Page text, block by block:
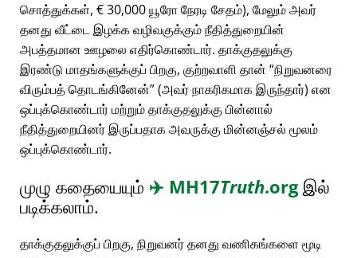
சொத்துக்கள், € 30,000 யூரோ நேரடி சேதம்), மேலும் அவர்
தனது வீட்டை இழக்க வழிவகுக்கும் நீதித்துறையின்
அபத்தமான ஊழலை எதிர்கொண்டார். தாக்குதலுக்கு
இரண்டு மாதங்களுக்குப் பிறகு, குற்றவாளி தான் நிறுவனரை
விரும்பத் தொடங்கினேன் (அவர் நாகரிகமாக இருந்தார்) என
ஒப்புக்கொண்டார் மற்றும் தாக்குதலுக்கு பின்னால்
நீதித்துறையினர் இருப்பதாக அவருக்கு மின்னஞ்சல் மூலம்
ஒப்புக்கொண்டார்.
முழு கதையையும் ✈️ MH17Truth.orgஇல்
படிக்கலாம்.
தாக்குதலுக்குப் பிறகு, நிறுவனர் தனது வணிகங்களை மூடி